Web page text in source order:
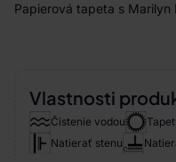
Papierová tapeta s Marilyn
Vlastnosti
Čistenie vodou
Natierať stenu